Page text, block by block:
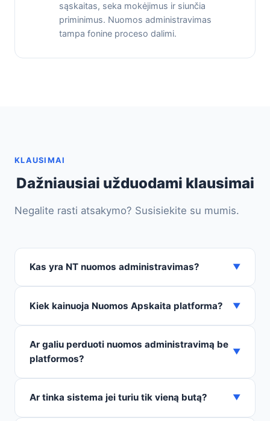
sąskaitas, seka mokėjimus ir siunčia
priminimus. Nuomos administravimas
tampa fonine proceso dalimi.
KLAUSIMAI
Dažniausiai užduodami klausimai
Negalite rasti atsakymo? Susisiekite su mumis.
Kas yra NT nuomos administravimas? ▼
Kiek kainuoja Nuomos Apskaita platforma? ▼
Ar galiu perduoti nuomos administravimą be
platformos?
▼
Ar tinka sistema jei turiu tik vieną butą? ▼